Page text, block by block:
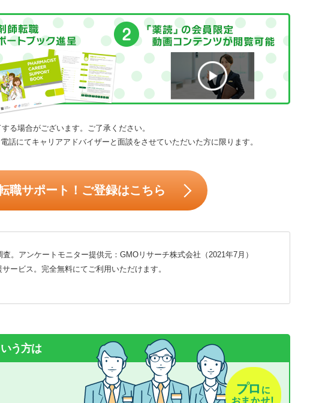
る場合がございます。ご了承ください。
にてキャリアアドバイザーと面談をさせていただいた方に限ります。
職サポート！ご登録はこちら
。アンケートモニター提供元：GMOリサーチ株式会社（2021年7月）
ービス。完全無料にてご利用いただけます。
う方は